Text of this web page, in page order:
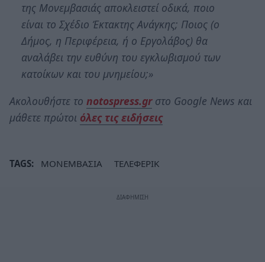
της Μονεμβασιάς αποκλειστεί οδικά, ποιο
είναι το Σχέδιο Έκτακτης Ανάγκης; Ποιος (ο
Δήμος, η Περιφέρεια, ή ο Εργολάβος) θα
αναλάβει την ευθύνη του εγκλωβισμού των
κατοίκων και του μνημείου;»
Ακολουθήστε το notospress.grστο Google News και
μάθετε πρώτοι όλες τις ειδήσεις
TAGS: ΜΟΝΕΜΒΑΣΙΑ ΤΕΛΕΦΕΡΙΚ